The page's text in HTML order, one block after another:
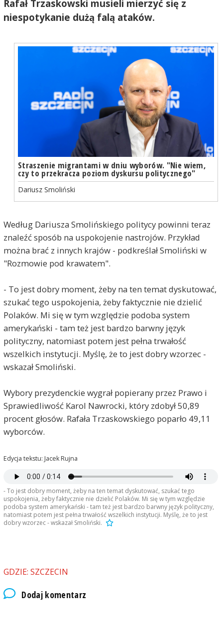
Rafał Trzaskowski musieli mierzyć się z
niespotykanie dużą falą ataków.
Straszenie migrantami w dniu wyborów. "Nie wiem,
czy to przekracza poziom dyskursu politycznego"
Dariusz Smoliński
Według Dariusza Smolińskiego politycy powinni teraz
znaleźć sposób na uspokojenie nastrojów. Przykład
można brać z innych krajów - podkreślał Smoliński w
"Rozmowie pod krawatem".
- To jest dobry moment, żeby na ten temat dyskutować,
szukać tego uspokojenia, żeby faktycznie nie dzielić
Polaków. Mi się w tym względzie podoba system
amerykański - tam też jest bardzo barwny język
polityczny, natomiast potem jest pełna trwałość
wszelkich instytucji. Myślę, że to jest dobry wzorzec -
wskazał Smoliński.
Wybory prezydenckie wygrał popierany przez Prawo i
Sprawiedliwość Karol Nawrocki, który zdobył 50,89
procent głosów. Rafała Trzaskowskiego poparło 49,11
wyborców.
Edycja tekstu: Jacek Rujna
- To jest dobry moment, żeby na ten temat dyskutować, szukać tego
uspokojenia, żeby faktycznie nie dzielić Polaków. Mi się w tym względzie
podoba system amerykański - tam też jest bardzo barwny język polityczny,
natomiast potem jest pełna trwałość wszelkich instytucji. Myślę, że to jest
dobry wzorzec - wskazał Smoliński.
GDZIE: SZCZECIN
Dodaj komentarz